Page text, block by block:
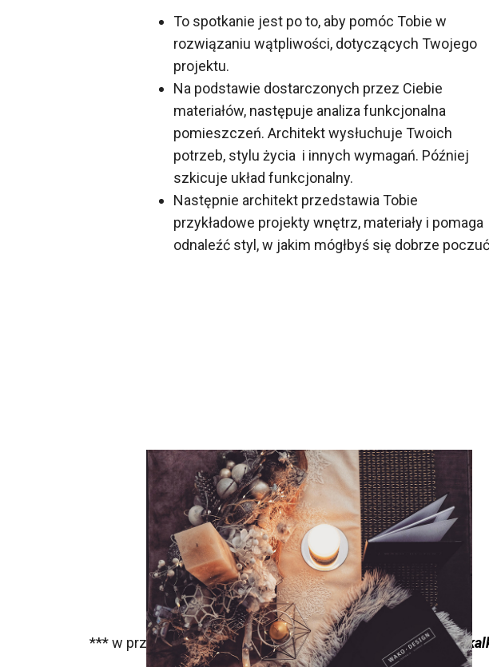
To spotkanie jest po to, aby pomóc Tobie w
rozwiązaniu wątpliwości, dotyczących Twojego
projektu.
Na podstawie dostarczonych przez Ciebie
materiałów, następuje analiza funkcjonalna
pomieszczeń. Architekt wysłuchuje Twoich
potrzeb, stylu życia i innych wymagań. Później
szkicuje układ funkcjonalny.
Następnie architekt przedstawia Tobie
przykładowe projekty wnętrz, materiały i pomaga
odnaleźć styl, w jakim mógłbyś się dobrze
*** w przypadku spotkań poza Warszawą skorzystaj z tego